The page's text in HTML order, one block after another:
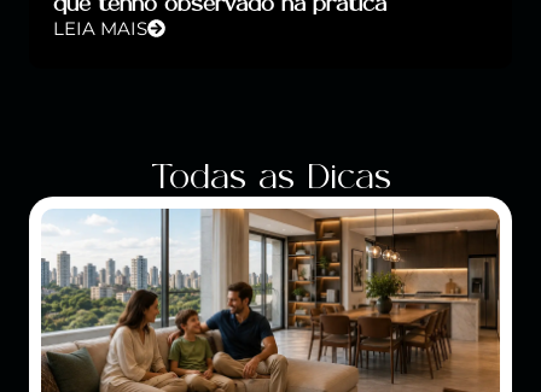
que tenho observado na prática
LEIA MAIS
Todas as Dicas